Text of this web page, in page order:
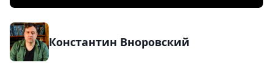
Константин Вноровский